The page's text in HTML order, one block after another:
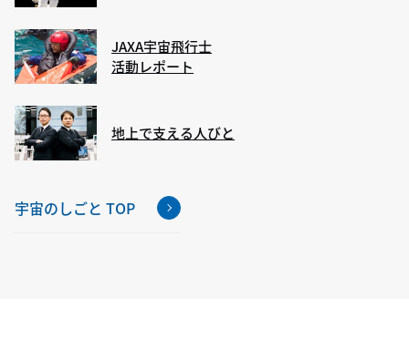
JAXA宇宙飛行士
活動レポート
地上で支える人びと
宇宙のしごと TOP